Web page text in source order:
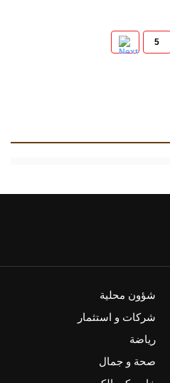
5
شؤون محلية
شركات و استثمار
رياضة
صحة و جمال